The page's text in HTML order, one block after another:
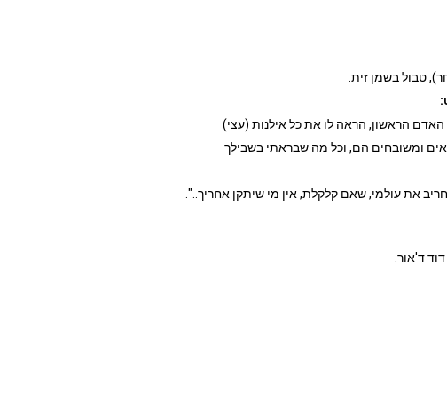
טבול בשמן זית.
:
הראשון, הראה לו את כל אילנות (עצי)
ומשובחים הם, וכל מה שבראתי בשבילך
את עולמי, שאם קלקלת, אין מי שיתקן אחריך..".
ד'אור.